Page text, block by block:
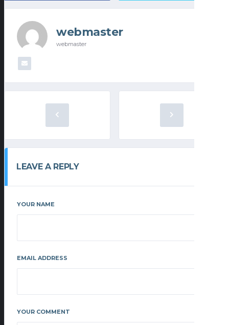
webmaster
webmaster
LEAVE A REPLY
YOUR NAME
EMAIL ADDRESS
YOUR COMMENT